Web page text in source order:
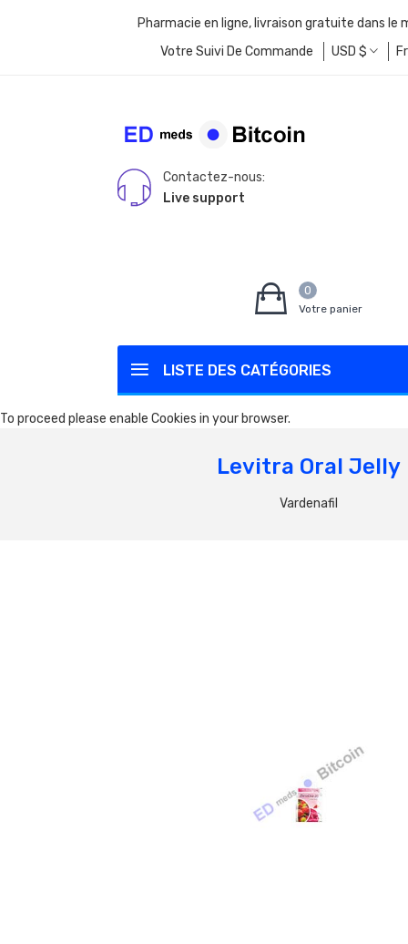
Pharmacie en ligne, livraison gratuite dans le
Votre Suivi De Commande
USD $
Contactez-nous:
Live support
LISTE DES CATÉGORIES
0
Votre panier
To proceed please enable Cookies in your browser.
Levitra Oral Jelly
Vardenafil